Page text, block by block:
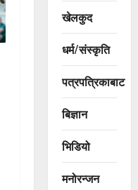
खेलकुद
धर्म/संस्कृति
पत्रपत्रिकाबाट
बिज्ञान
भिडियो
मनोरन्जन